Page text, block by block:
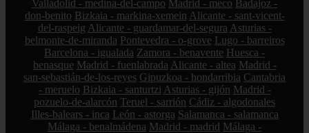
Valladolid - medina-del-campo Madrid - meco Badajoz -
don-benito Bizkaia - markina-xemein Alicante - sant-vicent-
del-raspeig Alicante - guardamar-del-segura Asturias -
belmonte-de-miranda Pontevedra - o-grove Lugo - barreiros
Barcelona - igualada Zamora - benavente Huesca -
benasque Madrid - fuenlabrada Alicante - altea Madrid -
san-sebastián-de-los-reyes Gipuzkoa - hondarribia Cantabria
- meruelo Bizkaia - santurtzi Asturias - gijón Madrid -
pozuelo-de-alarcón Teruel - sarrión Cádiz - algodonales
Illes-balears - inca León - astorga Salamanca - salamanca
Málaga - benalmádena Madrid - madrid Málaga -